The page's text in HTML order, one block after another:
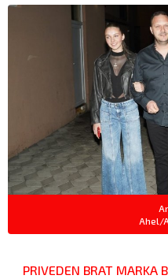
Ahel/
PRIVEDEN BRAT MARKA